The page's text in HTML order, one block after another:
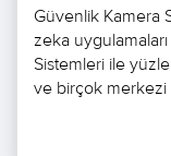
Güvenlik Kamera
zeka
Sistemleri ile
ve birçok merkezi